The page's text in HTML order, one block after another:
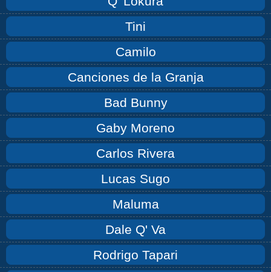
Tini
Camilo
Canciones de la Granja
Bad Bunny
Gaby Moreno
Carlos Rivera
Lucas Sugo
Maluma
Dale Q' Va
Rodrigo Tapari